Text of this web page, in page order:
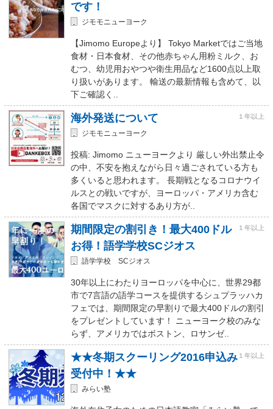
です！
ジモモニューヨーク
【Jimomo Europeより】 Tokyo Marketではご当地
食材・日本食材、その他赤ちゃん用粉ミルク、お
むつ、幼児用おやつや衛生用品など1600点以上取
り扱いがあります。 輸送の最新情報も含めて、以
下ご確認く..
海外発送について １年以上
ジモモニューヨーク
投稿: Jimomo ニューヨークより 厳しい外出禁止令
の中、不安を抱えながら日々過ごされている方も
多くいると思われます。 長期戦となるコロナウイ
ルスとの戦いですが、ヨーロッパ・アメリカ含む
各国でマスクに対するあり方が..
期間限定の割引き！最大400ドル
お得！語学学校SCジオス
１年以上
語学学校 SCジオス
30年以上にわたりヨーロッパを中心に、世界29都
市で7言語の語学コースを提供するシュプラッハカ
フェでは、期間限定の早割りで最大400ドルの割引
をプレゼントしています！ ニューヨーク校のみな
らず、アメリカではボストン、ロサンゼ..
★★冬期スクーリング2016申込み
受付中！★★
１年以上
みらい塾